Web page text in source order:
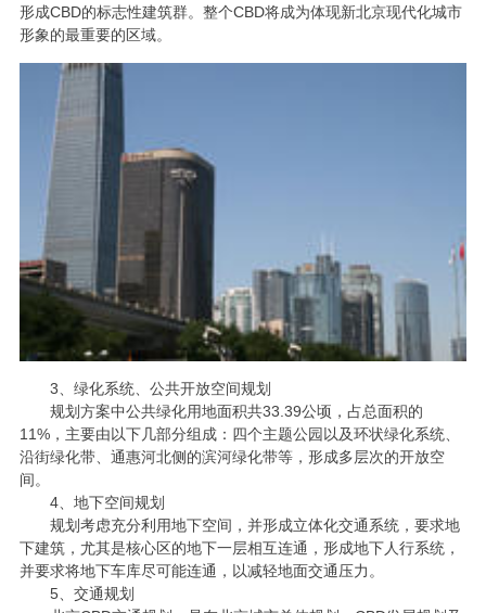
形成CBD的标志性建筑群。整个CBD将成为体现新北京现代化城市
形象的最重要的区域。
3、绿化系统、公共开放空间规划
规划方案中公共绿化用地面积共33.39公顷，占总面积的
11%，主要由以下几部分组成：四个主题公园以及环状绿化系统、
沿街绿化带、通惠河北侧的滨河绿化带等，形成多层次的开放空
间。
4、地下空间规划
规划考虑充分利用地下空间，并形成立体化交通系统，要求地
下建筑，尤其是核心区的地下一层相互连通，形成地下人行系统，
并要求将地下车库尽可能连通，以减轻地面交通压力。
5、交通规划